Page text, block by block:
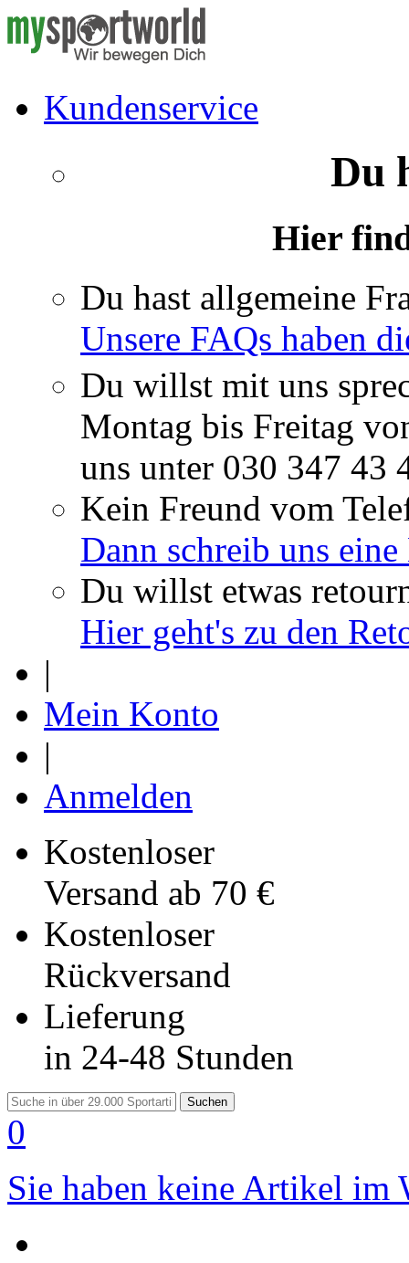
Kundenservice
Du
Hier
Du hast allgemeine
Unsere FAQs haben
Du willst mit uns
Montag bis Freitag
uns unter 030 347 43
Kein Freund vom
Dann schreib uns
Du willst etwas
Hier geht's zu den
|
Mein Konto
|
Anmelden
Kostenloser
Versand ab 70 €
Kostenloser
Rückversand
Lieferung
in 24-48 Stunden
Suchen
0
Sie haben keine Artikel im